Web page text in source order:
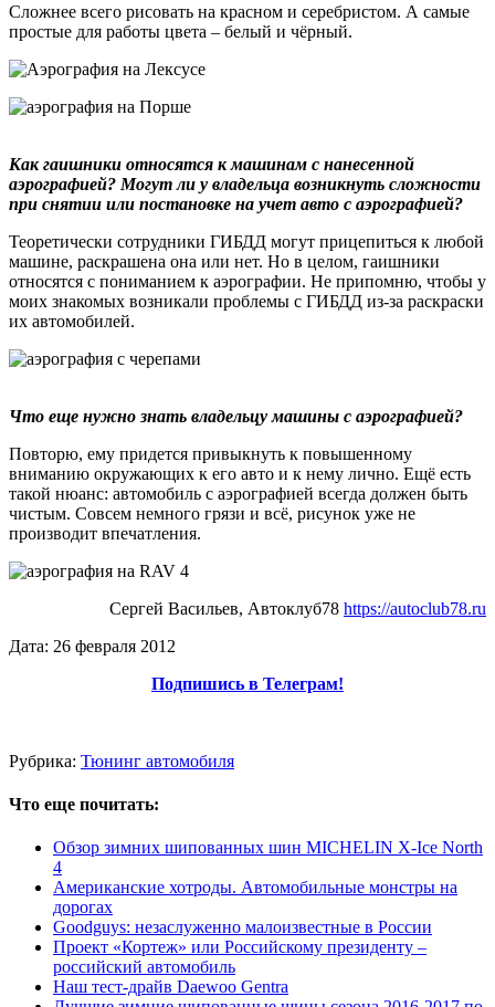
Сложнее всего рисовать на красном и серебристом. А самые
простые для работы цвета – белый и чёрный.
Как гаишники относятся к машинам с нанесенной
аэрографией? Могут ли у владельца возникнуть сложности
при снятии или постановке на учет авто с аэрографией?
Теоретически сотрудники ГИБДД могут прицепиться к любой
машине, раскрашена она или нет. Но в целом, гаишники
относятся с пониманием к аэрографии. Не припомню, чтобы у
моих знакомых возникали проблемы с ГИБДД из-за раскраски
их автомобилей.
Что еще нужно знать владельцу машины с аэрографией?
Повторю, ему придется привыкнуть к повышенному
вниманию окружающих к его авто и к нему лично. Ещё есть
такой нюанс: автомобиль с аэрографией всегда должен быть
чистым. Совсем немного грязи и всё, рисунок уже не
производит впечатления.
Сергей Васильев, Автоклуб78 https://autoclub78.ru
Дата: 26 февраля 2012
Подпишись в Телеграм!
Рубрика: Тюнинг автомобиля
Что еще почитать:
Обзор зимних шипованных шин MICHELIN X-Ice North
4
Американские хотроды. Автомобильные монстры на
дорогах
Goodguys: незаслуженно малоизвестные в России
Проект «Кортеж» или Российскому президенту –
российский автомобиль
Наш тест-драйв Daewoo Gentra